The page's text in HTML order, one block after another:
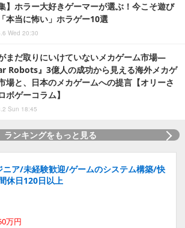
集】ホラー大好きゲーマーが選ぶ！今こそ遊び
本当に怖い」ホラゲー10選
Wed 20:30
まだ取りにいけていないメカゲーム市場―
Robots』3億人の成功から見える海外メカゲ
場と、日本のメカゲームへの提言【オリーさ
ボゲーコラム】
Sun 18:45
ランキングをもっと見る
ニア/未経験歓迎/ゲームのシステム構築/快
休日120日以上
万円